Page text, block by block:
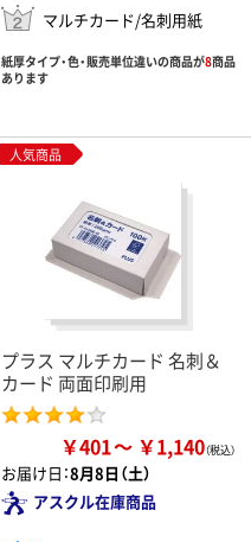
マルチカード/名刺用紙
紙厚タイプ・色・販売単位違いの商品が8商品
あります
人気商品
プラス マルチカード 名刺＆
カード 両面印刷用
￥401 ￥1,140
お届け日：8月8日（土）
アスクル在庫商品